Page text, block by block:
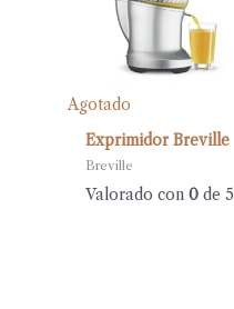
Agotado
Exprimidor Breville
Breville
Valorado con0 de 5